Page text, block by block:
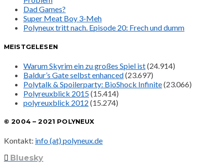
Dad Games?
Super Meat Boy 3-Meh
Polyneux tritt nach. Episode 20: Frech und dumm
MEISTGELESEN
Warum Skyrim ein zu großes Spiel ist(24.914)
Baldur’s Gate selbst enhanced(23.697)
Polytalk & Spoilerparty: BioShock Infinite(23.066)
Polyreuxblick 2015(15.414)
polyreuxblick 2012 (15.274)
© 2004 – 2021 POLYNEUX
Kontakt: info (at) polyneux.de
Bluesky